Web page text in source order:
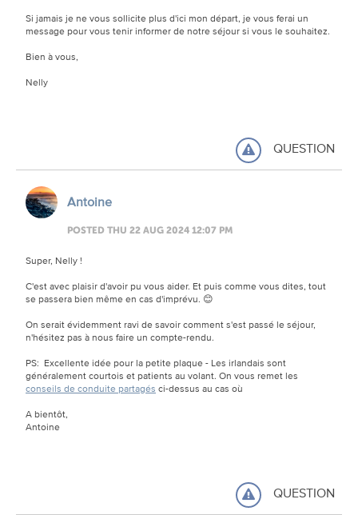
Si jamais je ne vous sollicite plus d'ici mon départ, je vous ferai un
message pour vous tenir informer de notre séjour si vous le souhaitez.
Bien à vous,
Nelly
QUESTION
Antoine
POSTED THU 22 AUG 2024 12:07 PM
Super, Nelly !
C'est avec plaisir d'avoir pu vous aider. Et puis comme vous dites, tout
se passera bien même en cas d'imprévu. 😊
On serait évidemment ravi de savoir comment s'est passé le séjour,
n'hésitez pas à nous faire un compte-rendu.
PS: Excellente idée pour la petite plaque - Les irlandais sont
généralement courtois et patients au volant. On vous remet les
conseils de conduite partagés ci-dessus au cas où
A bientôt,
Antoine
QUESTION